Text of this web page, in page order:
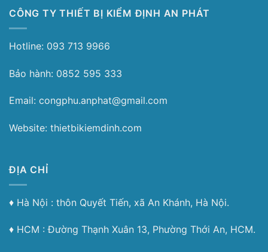
CÔNG TY THIẾT BỊ KIỂM ĐỊNH AN PHÁT
Hotline: 093 713 9966
Bảo hành: 0852 595 333
Email: congphu.anphat@gmail.com
Website: thietbikiemdinh.com
ĐỊA CHỈ
♦︎ Hà Nội : thôn Quyết Tiến, xã An Khánh, Hà Nội.
♦︎ HCM : Đường Thạnh Xuân 13, Phường Thới An, HCM.